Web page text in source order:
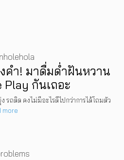
คำ! มาดื่มด่ำฝันหวาน
Play กันเถอะ
รถติด คงไม่มีอะไรดีไปกว่าการได้โถมตัว
more